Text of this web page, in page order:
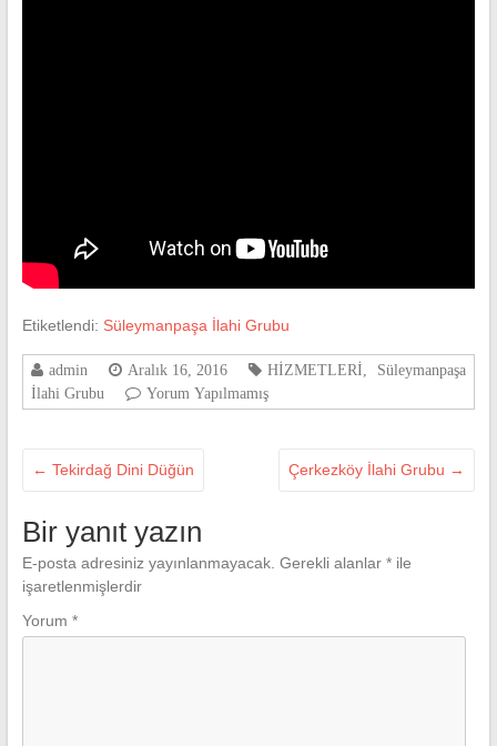
Etiketlendi: Süleymanpaşa İlahi Grubu
admin Aralık 16, 2016 HİZMETLERİ
Süleymanpaşa
İlahi Grubu
Yorum Yapılmamış
← Tekirdağ Dini Düğün Çerkezköy İlahi Grubu →
Bir yanıt yazın
E-posta adresiniz yayınlanmayacak. Gerekli alanlar *ile
işaretlenmişlerdir
Yorum *